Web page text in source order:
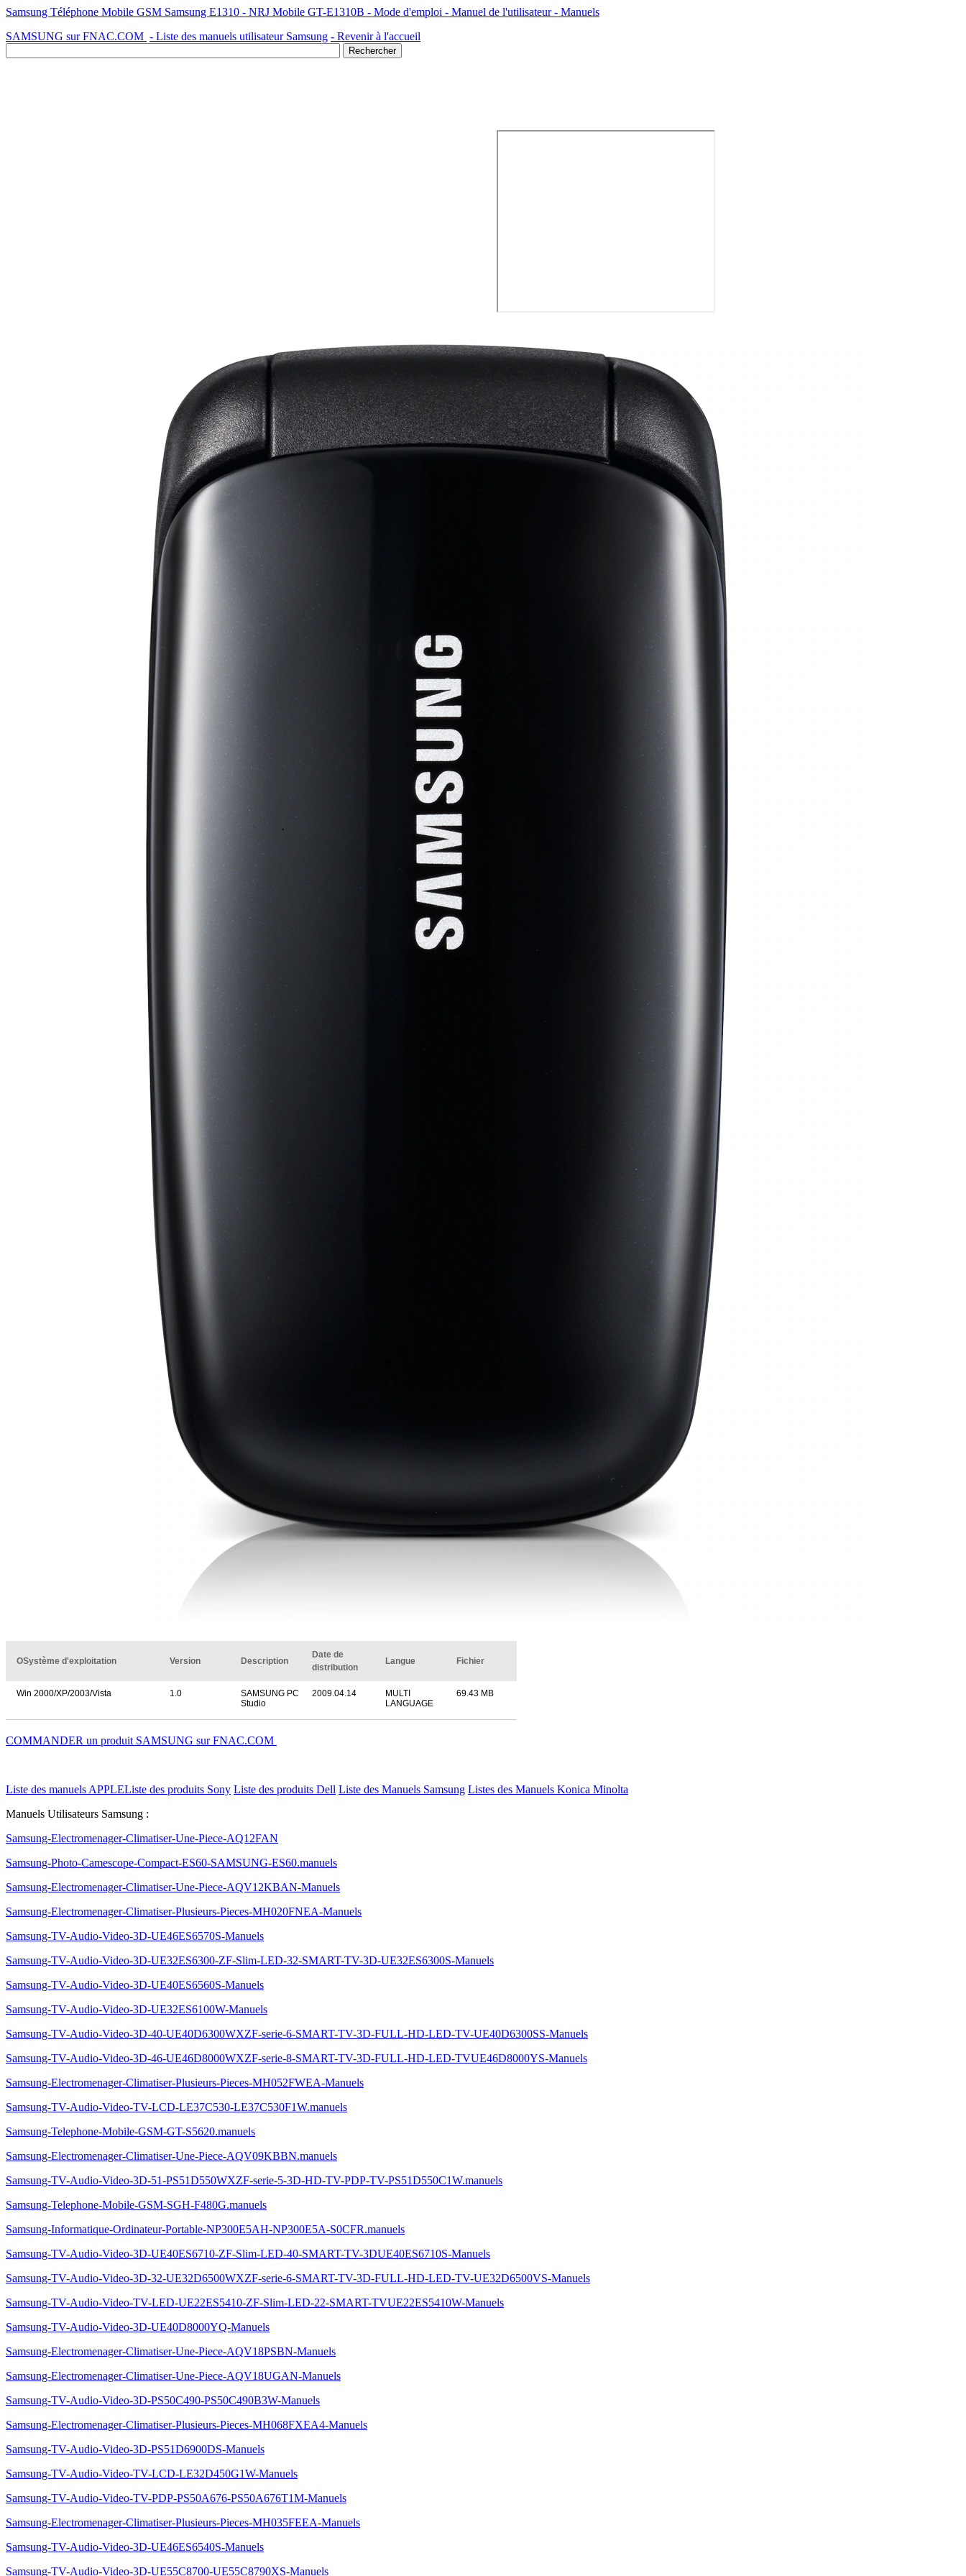
Samsung Téléphone Mobile GSM Samsung E1310 - NRJ Mobile GT-E1310B - Mode d'emploi - Manuel de l'utilisateur - Manuels
SAMSUNG sur FNAC.COM - Liste des manuels utilisateur Samsung - Revenir à l'accueil
OSystème d'exploitation Version Description
Date de
distribution
Langue Fichier
Win 2000/XP/2003/Vista 1.0
SAMSUNG PC
Studio
2009.04.14
MULTI
LANGUAGE
69.43 MB
COMMANDER un produit SAMSUNG sur FNAC.COM
Liste des manuels APPLEListe des produits Sony Liste des produits Dell Liste des Manuels Samsung Listes des Manuels Konica Minolta
Manuels Utilisateurs Samsung :
Samsung-Electromenager-Climatiser-Une-Piece-AQ12FAN
Samsung-Photo-Camescope-Compact-ES60-SAMSUNG-ES60.manuels
Samsung-Electromenager-Climatiser-Une-Piece-AQV12KBAN-Manuels
Samsung-Electromenager-Climatiser-Plusieurs-Pieces-MH020FNEA-Manuels
Samsung-TV-Audio-Video-3D-UE46ES6570S-Manuels
Samsung-TV-Audio-Video-3D-UE32ES6300-ZF-Slim-LED-32-SMART-TV-3D-UE32ES6300S-Manuels
Samsung-TV-Audio-Video-3D-UE40ES6560S-Manuels
Samsung-TV-Audio-Video-3D-UE32ES6100W-Manuels
Samsung-TV-Audio-Video-3D-40-UE40D6300WXZF-serie-6-SMART-TV-3D-FULL-HD-LED-TV-UE40D6300SS-Manuels
Samsung-TV-Audio-Video-3D-46-UE46D8000WXZF-serie-8-SMART-TV-3D-FULL-HD-LED-TVUE46D8000YS-Manuels
Samsung-Electromenager-Climatiser-Plusieurs-Pieces-MH052FWEA-Manuels
Samsung-TV-Audio-Video-TV-LCD-LE37C530-LE37C530F1W.manuels
Samsung-Telephone-Mobile-GSM-GT-S5620.manuels
Samsung-Electromenager-Climatiser-Une-Piece-AQV09KBBN.manuels
Samsung-TV-Audio-Video-3D-51-PS51D550WXZF-serie-5-3D-HD-TV-PDP-TV-PS51D550C1W.manuels
Samsung-Telephone-Mobile-GSM-SGH-F480G.manuels
Samsung-Informatique-Ordinateur-Portable-NP300E5AH-NP300E5A-S0CFR.manuels
Samsung-TV-Audio-Video-3D-UE40ES6710-ZF-Slim-LED-40-SMART-TV-3DUE40ES6710S-Manuels
Samsung-TV-Audio-Video-3D-32-UE32D6500WXZF-serie-6-SMART-TV-3D-FULL-HD-LED-TV-UE32D6500VS-Manuels
Samsung-TV-Audio-Video-TV-LED-UE22ES5410-ZF-Slim-LED-22-SMART-TVUE22ES5410W-Manuels
Samsung-TV-Audio-Video-3D-UE40D8000YQ-Manuels
Samsung-Electromenager-Climatiser-Une-Piece-AQV18PSBN-Manuels
Samsung-Electromenager-Climatiser-Une-Piece-AQV18UGAN-Manuels
Samsung-TV-Audio-Video-3D-PS50C490-PS50C490B3W-Manuels
Samsung-Electromenager-Climatiser-Plusieurs-Pieces-MH068FXEA4-Manuels
Samsung-TV-Audio-Video-3D-PS51D6900DS-Manuels
Samsung-TV-Audio-Video-TV-LCD-LE32D450G1W-Manuels
Samsung-TV-Audio-Video-TV-PDP-PS50A676-PS50A676T1M-Manuels
Samsung-Electromenager-Climatiser-Plusieurs-Pieces-MH035FEEA-Manuels
Samsung-TV-Audio-Video-3D-UE46ES6540S-Manuels
Samsung-TV-Audio-Video-3D-UE55C8700-UE55C8790XS-Manuels